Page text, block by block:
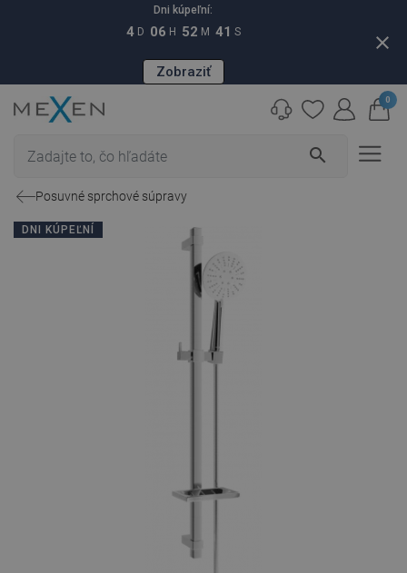
Dni kúpeľní:
4 D 06 H 52 M 40 S
Zobraziť
close
search
0
Posuvné sprchové súpravy
DNI KÚPEĽNÍ